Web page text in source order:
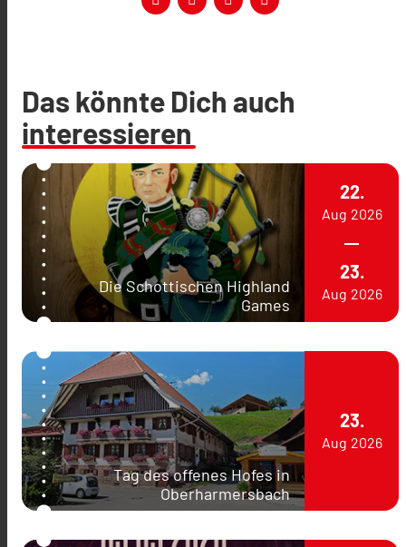
Das könnte Dich auch
interessieren
Die Schottischen Highland
Games
22.
Aug 2026
23.
Aug 2026
Tag des offenes Hofes in
Oberharmersbach
23.
Aug 2026